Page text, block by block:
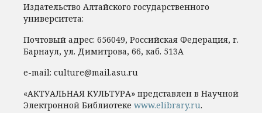
Издательство Алтайского государственного
университета:
Почтовый адрес: 656049, Российская Федерация, г.
Барнаул, ул. Димитрова, 66, каб. 513А
e-mail: culture@mail.asu.ru
«АКТУАЛЬНАЯ КУЛЬТУРА» представлен в Научной
Электронной Библиотеке www.elibrary.ru.